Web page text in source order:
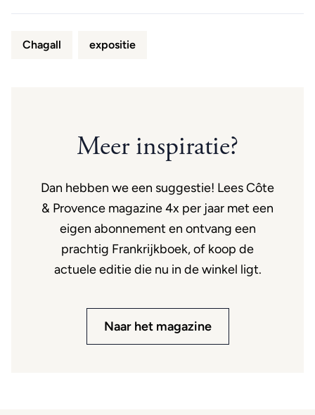
Chagall expositie
Meer inspiratie?
Dan hebben we een suggestie! Lees Côte
& Provence magazine 4x per jaar met een
eigen abonnement en ontvang een
prachtig Frankrijkboek, of koop de
actuele editie die nu in de winkel ligt.
Naar het magazine